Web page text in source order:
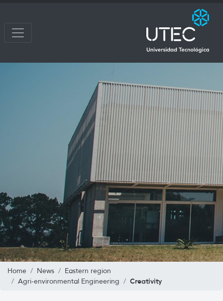
Home News
Eastern region
Agri-environmental Engineering
Creativity